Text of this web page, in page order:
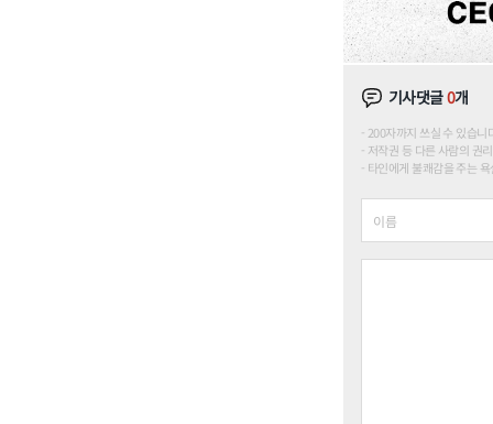
기사댓글0개
200자까지 쓰실 수 있습
저작권 등 다른 사람의 권
타인에게 불쾌감을 주는